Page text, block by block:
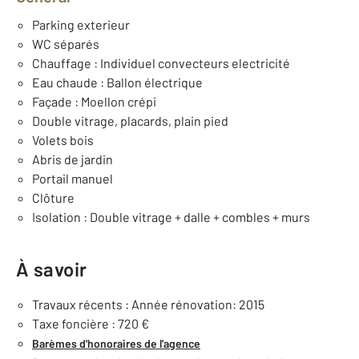
Parking exterieur
WC séparés
Chauffage : Individuel convecteurs electricité
Eau chaude : Ballon électrique
Façade : Moellon crépi
Double vitrage, placards, plain pied
Volets bois
Abris de jardin
Portail manuel
Clôture
Isolation : Double vitrage + dalle + combles + murs
À savoir
Travaux récents : Année rénovation: 2015
Taxe foncière : 720 €
Barèmes d'honoraires de l'agence